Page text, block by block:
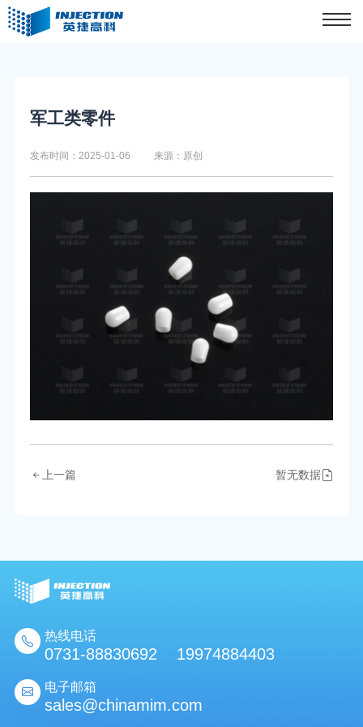
军工类零件
发布时间：2025-01-06 来源：原创
上一篇 暂无数据
热线电话
0731-88830692 19974884403
电子邮箱
sales@chinamim.com